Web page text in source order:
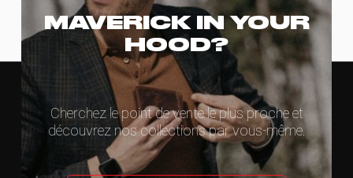
MAVERICK IN YOUR
HOOD?
Cherchez le point de vente le plus proche et
découvrez nos collections par vous-même.